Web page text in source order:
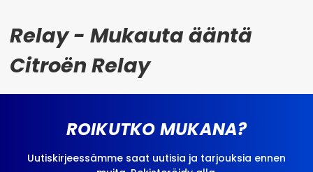
Relay - Mukauta ääntä
Citroën Relay
ROIKUTKO MUKANA?
Uutiskirjeessämme saat uutisia ja tarjouksia ennen